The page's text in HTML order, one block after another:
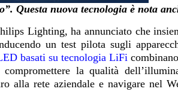
Questa nuova tecnologia è nota
Lighting, ha annunciato che
un test pilota sugli
basati su tecnologia LiFi
la qualità
alla rete aziendale e navigare nel